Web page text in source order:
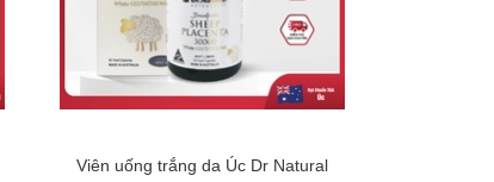
Viên uống trắng da Úc Dr Natural